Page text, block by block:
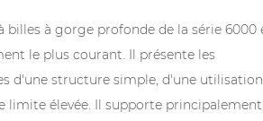
billes à gorge profonde de la série 6000
le plus courant. Il présente les
d'une structure simple, d'une
limite élevée. Il supporte